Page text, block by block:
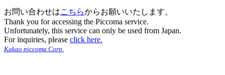
お問い合わせはこちらからお願いいたします。
Thank you for accessing the Piccoma service.
Unfortunately, this service can only be used from Japan.
For inquiries, please click here.
Kakao piccoma Corp.